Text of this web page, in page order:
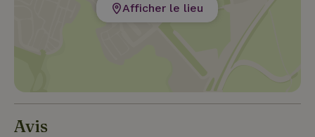
Afficher le lieu
Avis